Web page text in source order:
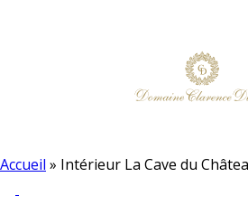
Accueil » Intérieur La Cave du